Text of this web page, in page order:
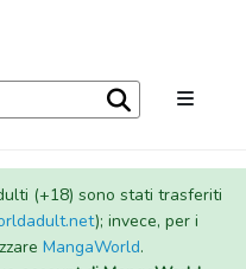
(+18) sono stati trasferiti
); invece, per i
MangaWorld.